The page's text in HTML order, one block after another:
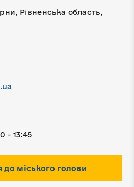
Рівненська область,
- 13:45
до міського голови